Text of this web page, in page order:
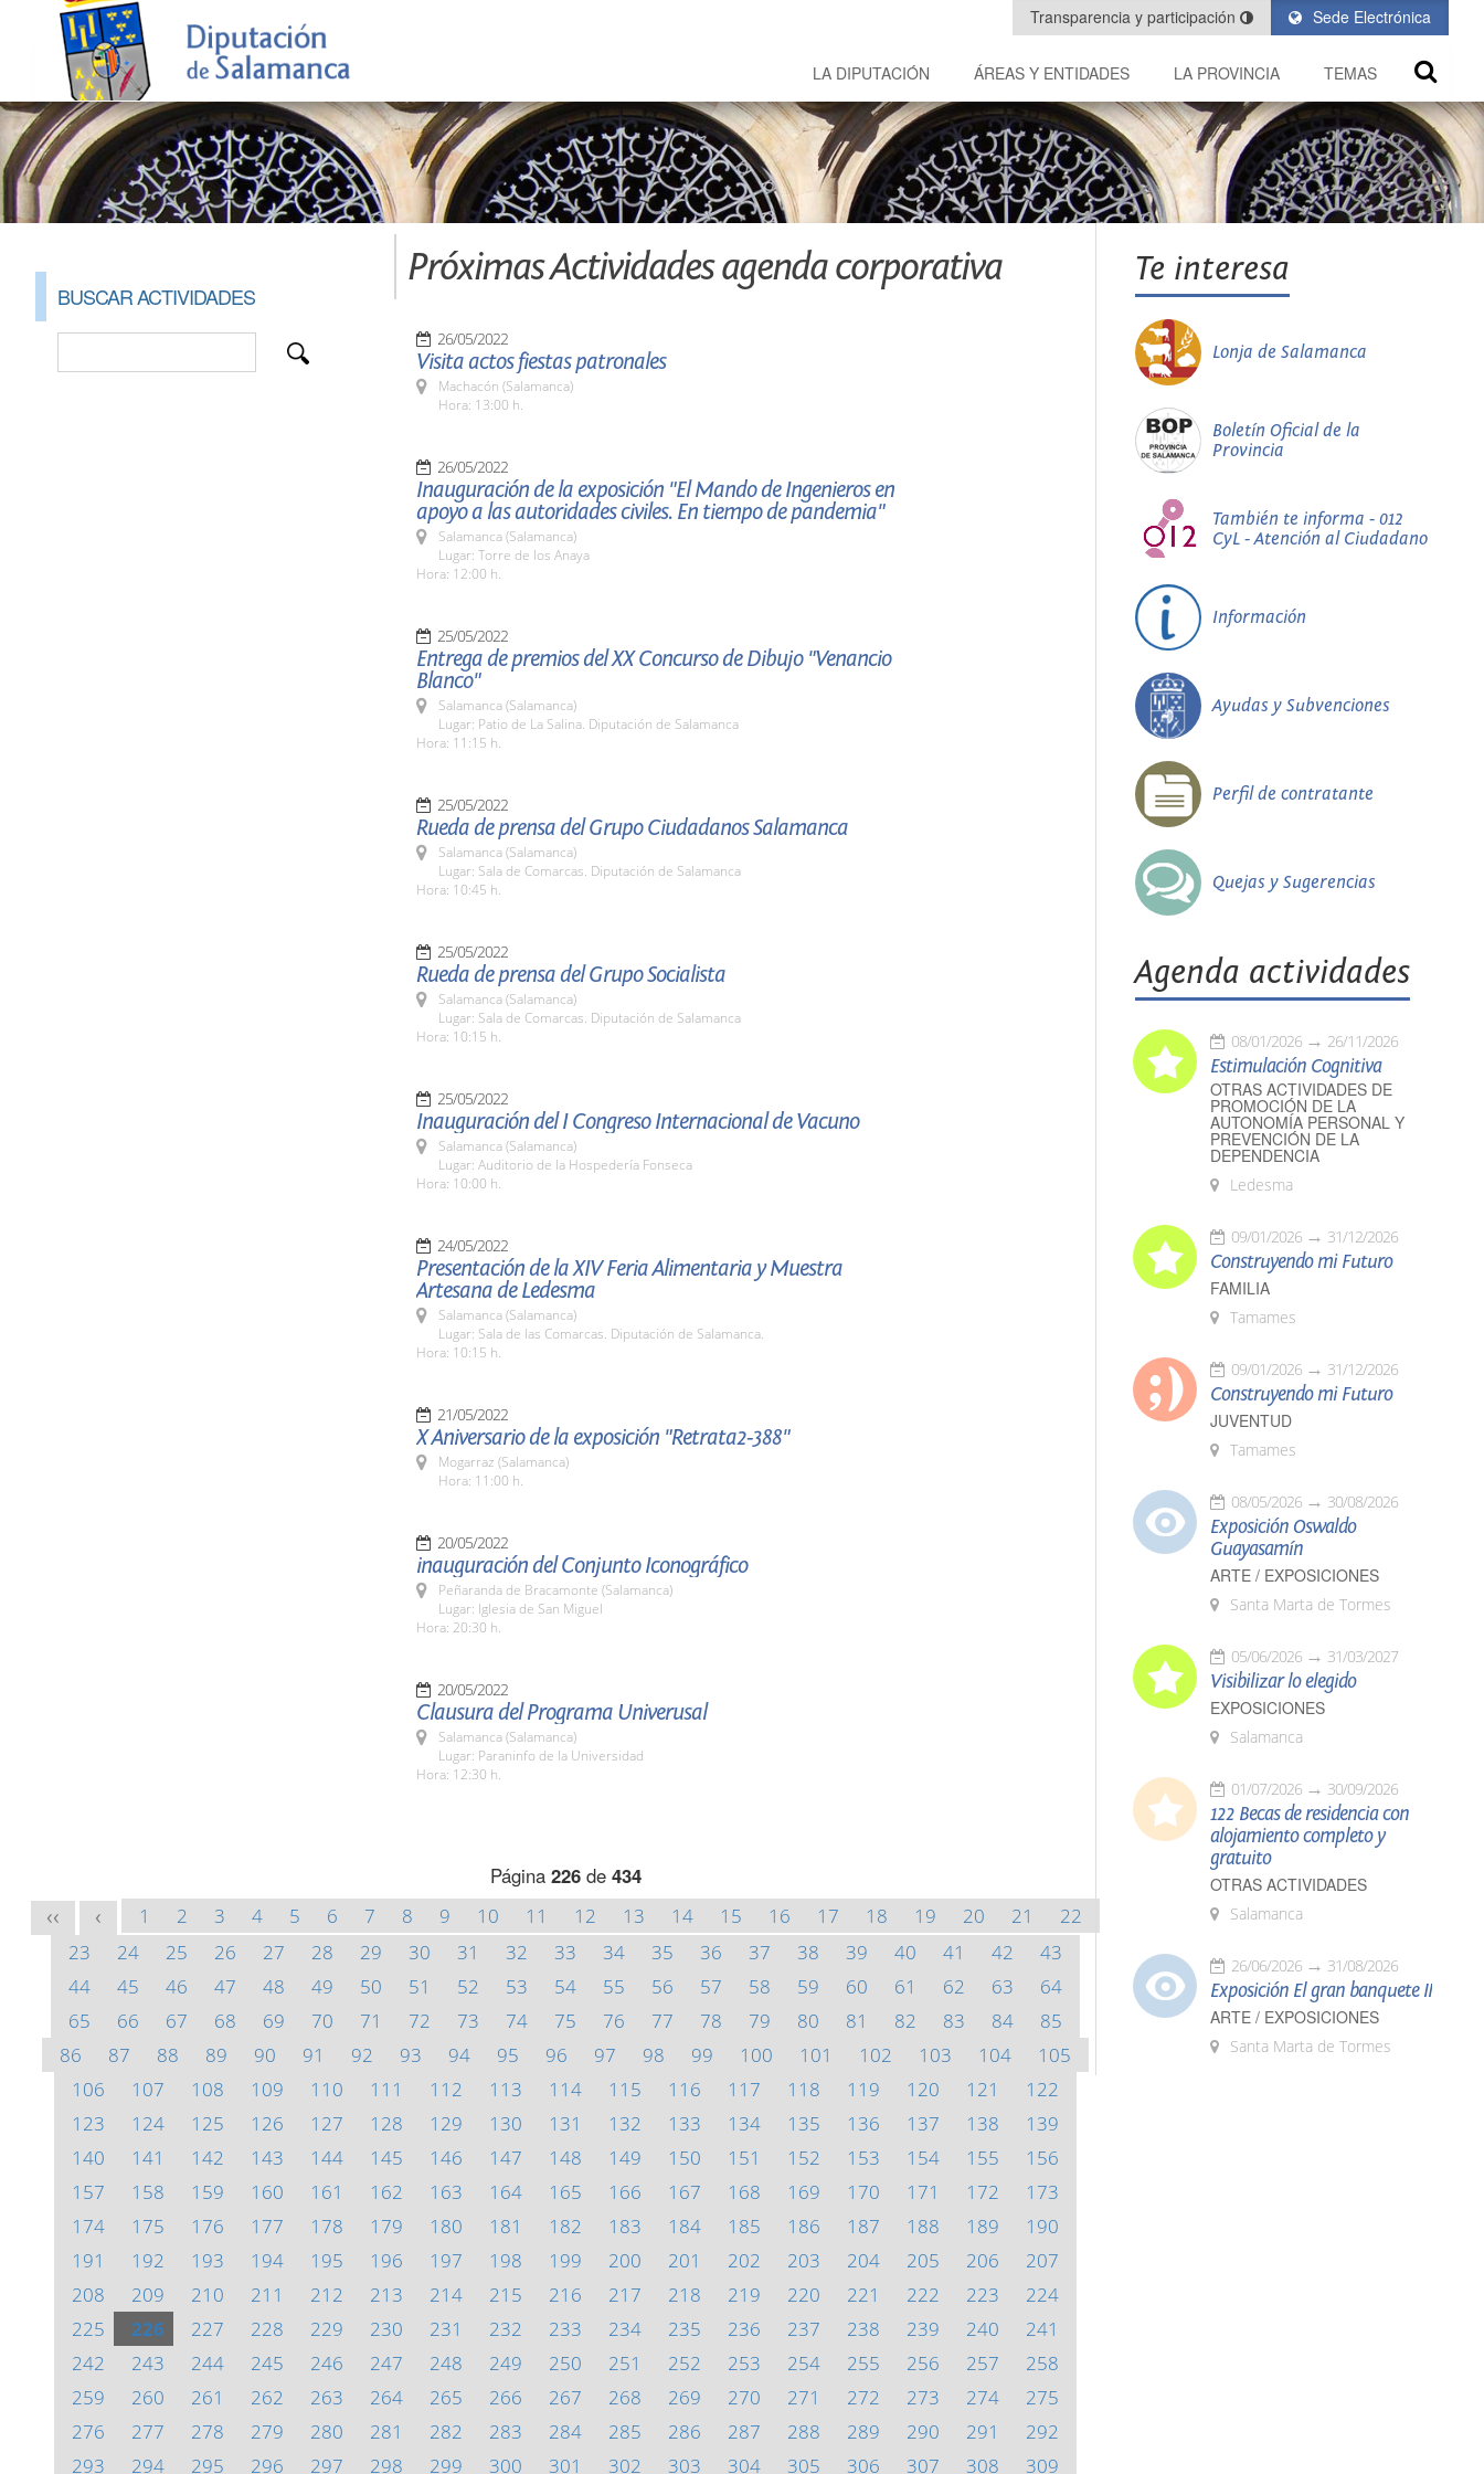
Sede Electrónica
Transparencia y participación
LA DIPUTACIÓN ÁREAS Y ENTIDADES LA PROVINCIA TEMAS
BUSCAR ACTIVIDADES
Próximas Actividades agenda corporativa
26/05/2022
Visita actos fiestas patronales
Machacón (Salamanca)
Hora: 13:00 h.
26/05/2022
Inauguración de la exposición "El Mando de Ingenieros en
apoyo a las autoridades civiles. En tiempo de pandemia"
Salamanca (Salamanca)
Lugar: Torre de los Anaya
Hora: 12:00 h.
25/05/2022
Entrega de premios del XX Concurso de Dibujo "Venancio
Blanco"
Salamanca (Salamanca)
Lugar: Patio de La Salina. Diputación de Salamanca
Hora: 11:15 h.
25/05/2022
Rueda de prensa del Grupo Ciudadanos Salamanca
Salamanca (Salamanca)
Lugar: Sala de Comarcas. Diputación de Salamanca
Hora: 10:45 h.
25/05/2022
Rueda de prensa del Grupo Socialista
Salamanca (Salamanca)
Lugar: Sala de Comarcas. Diputación de Salamanca
Hora: 10:15 h.
25/05/2022
Inauguración del I Congreso Internacional de Vacuno
Salamanca (Salamanca)
Lugar: Auditorio de la Hospedería Fonseca
Hora: 10:00 h.
24/05/2022
Presentación de la XIV Feria Alimentaria y Muestra
Artesana de Ledesma
Salamanca (Salamanca)
Lugar: Sala de las Comarcas. Diputación de Salamanca.
Hora: 10:15 h.
21/05/2022
X Aniversario de la exposición "Retrata2-388"
Mogarraz (Salamanca)
Hora: 11:00 h.
20/05/2022
inauguración del Conjunto Iconográfico
Peñaranda de Bracamonte (Salamanca)
Lugar: Iglesia de San Miguel
Hora: 20:30 h.
20/05/2022
Clausura del Programa Univerusal
Salamanca (Salamanca)
Lugar: Paraninfo de la Universidad
Hora: 12:30 h.
Página 226de 434
<< < 1 2 3 4 5 6 7 8 9 10 11 12 13 14 15 16 17 18 19 20 21
22
23
24 25 26 27 28 29 30 31 32 33 34 35 36 37 38 39 40 41 42
43
44
45 46 47 48 49 50 51 52 53 54 55 56 57 58 59 60 61 62 63
64
65
66 67 68 69 70 71 72 73 74 75 76 77 78 79 80 81 82 83 84
85
86
87 88 89 90 91 92 93 94 95 96 97 98 99 100 101 102 103 104
105
106
107 108 109 110 111 112 113 114 115 116 117 118 119 120 121
122
123
124 125 126 127 128 129 130 131 132 133 134 135 136 137 138
139
140
141 142 143 144 145 146 147 148 149 150 151 152 153 154 155
156
157
158 159 160 161 162 163 164 165 166 167 168 169 170 171 172
173
174
175 176 177 178 179 180 181 182 183 184 185 186 187 188 189
190
191
192 193 194 195 196 197 198 199 200 201 202 203 204 205 206
207
208
209 210 211 212 213 214 215 216 217 218 219 220 221 222 223
224
225
226 227 228 229 230 231 232 233 234 235 236 237 238 239 240
241
242
243 244 245 246 247 248 249 250 251 252 253 254 255 256 257
258
259
260 261 262 263 264 265 266 267 268 269 270 271 272 273 274
275
276
277 278 279 280 281 282 283 284 285 286 287 288 289 290 291
292
293
294 295 296 297 298 299 300 301 302 303 304 305 306 307 308 309
Te interesa
Lonja de Salamanca
Boletín Oficial de la
Provincia
También te informa - 012
CyL - Atención al Ciudadano
Información
Ayudas y Subvenciones
Perfil de contratante
Quejas y Sugerencias
Agenda actividades
08/01/2026 26/11/2026
Estimulación Cognitiva
OTRAS ACTIVIDADES DE
PROMOCIÓN DE LA
AUTONOMÍA PERSONAL Y
PREVENCIÓN DE LA
DEPENDENCIA
Ledesma
09/01/2026 31/12/2026
Construyendo mi Futuro
FAMILIA
Tamames
09/01/2026 31/12/2026
Construyendo mi Futuro
JUVENTUD
Tamames
08/05/2026 30/08/2026
Exposición Oswaldo
Guayasamín
ARTE / EXPOSICIONES
Santa Marta de Tormes
05/06/2026 31/03/2027
Visibilizar lo elegido
EXPOSICIONES
Salamanca
01/07/2026 30/09/2026
122 Becas de residencia con
alojamiento completo y
gratuito
OTRAS ACTIVIDADES
Salamanca
26/06/2026 31/08/2026
Exposición El gran banquete II
ARTE / EXPOSICIONES
Santa Marta de Tormes